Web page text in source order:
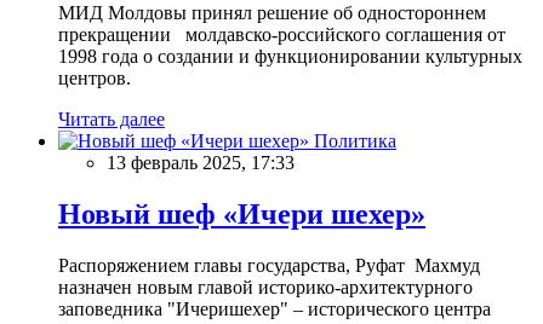
МИД Молдовы принял решение об одностороннем
прекращении молдавско-российского соглашения от
1998 года о создании и функционировании культурных
центров.
Читать далее
Политика
13 февраль 2025, 17:33
Новый шеф «Ичери шехер»
Распоряжением главы государства, Руфат Махмуд
назначен новым главой историко-архитектурного
заповедника "Ичеришехер" – исторического центра